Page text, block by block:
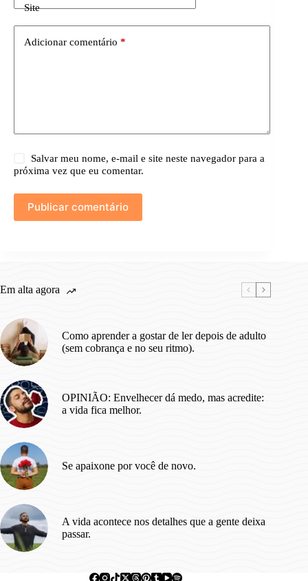
Site
Adicionar comentário *
Salvar meu nome, e-mail e site neste navegador para a
próxima vez que eu comentar.
Publicar comentário
Em alta agora
Como aprender a gostar de ler depois de adulto
(sem cobrança e no seu ritmo).
OPINIÃO: Envelhecer dá medo, mas acredite:
a vida fica melhor.
Se apaixone por você de novo.
A vida acontece nos detalhes que a gente deixa
passar.